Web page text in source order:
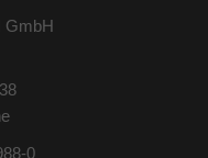
GmbH
0